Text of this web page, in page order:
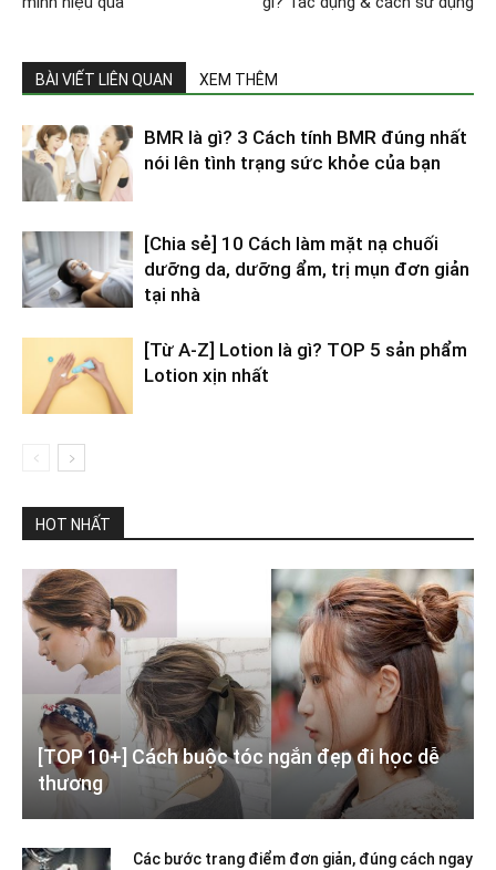
BÀI VIẾT LIÊN QUAN XEM THÊM
BMR là gì? 3 Cách tính BMR đúng nhất
nói lên tình trạng sức khỏe của bạn
[Chia sẻ] 10 Cách làm mặt nạ chuối
dưỡng da, dưỡng ẩm, trị mụn đơn giản
tại nhà
[Từ A-Z] Lotion là gì? TOP 5 sản phẩm
Lotion xịn nhất
HOT NHẤT
[TOP 10+] Cách buộc tóc ngắn đẹp đi học dễ
thương
Các bước trang điểm đơn giản, đúng cách ngay